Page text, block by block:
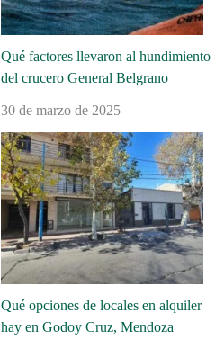
Qué factores llevaron al hundimiento
del crucero General Belgrano
30 de marzo de 2025
Qué opciones de locales en alquiler
hay en Godoy Cruz, Mendoza